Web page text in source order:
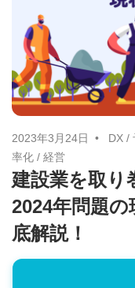
2023年3月24日 DX/
率化/ 経営
建設業を取り
2024年問題
底解説！